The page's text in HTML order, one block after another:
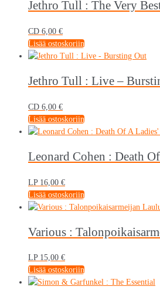
Jethro Tull : The Very
CD 6,00 €
Lisää ostoskoriin
Jethro Tull : Live –
CD 6,00 €
Lisää ostoskoriin
Leonard Cohen : Death
LP 16,00 €
Lisää ostoskoriin
Various :
LP 15,00 €
Lisää ostoskoriin